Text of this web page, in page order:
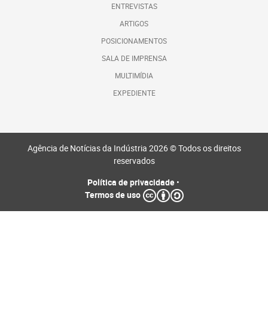
ENTREVISTAS
ARTIGOS
POSICIONAMENTOS
SALA DE IMPRENSA
MULTIMÍDIA
EXPEDIENTE
Agência de Notícias da Indústria 2026 © Todos os direitos
reservados
Política de privacidade•
Termos de uso